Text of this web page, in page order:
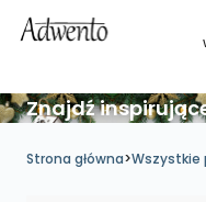
Znajdź
Strona główna>Wszystkie